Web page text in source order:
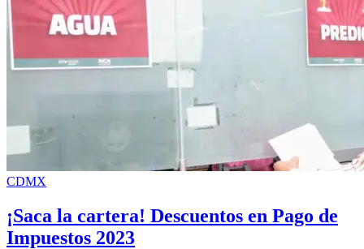
CDMX
¡Saca la cartera! Descuentos en Pago de
Impuestos 2023